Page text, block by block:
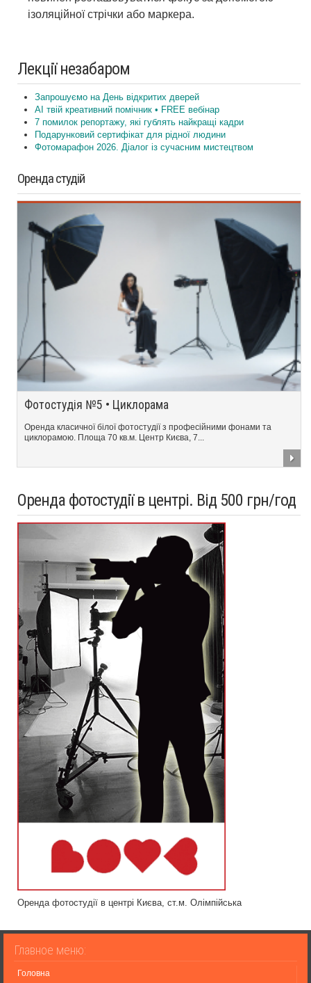
ізоляційної стрічки або маркера.
Лекції незабаром
Запрошуємо на День відкритих дверей
AI твій креативний помічник • FREE вебінар
7 помилок репортажу, які гублять найкращі кадри
Подарунковий сертифікат для рідної людини
Фотомарафон 2026. Діалог із сучасним мистецтвом
Оренда студій
Фотостудія №5 • Циклорама
Оренда класичної білої фотостудії з професійними фонами та
циклорамою. Площа 70 кв.м. Центр Києва, 7...
Оренда фотостудії в центрі. Від 500 грн/год
Оренда фотостудії в центрі Києва, ст.м. Олімпійська
Головна